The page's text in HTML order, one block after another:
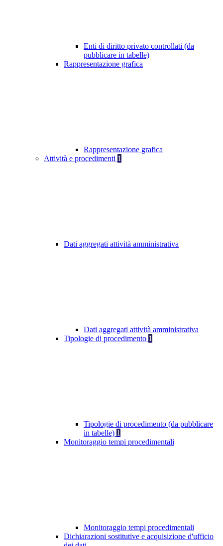
Enti di diritto privato controllati (da
pubblicare in tabelle)
Rappresentazione grafica
Rappresentazione grafica
Attività e procedimenti 1
Dati aggregati attività amministrativa
Dati aggregati attività amministrativa
Tipologie di procedimento 1
Tipologie di procedimento (da pubblicare
in tabelle) 1
Monitoraggio tempi procedimentali
Monitoraggio tempi procedimentali
Dichiarazioni sostitutive e acquisizione d'ufficio